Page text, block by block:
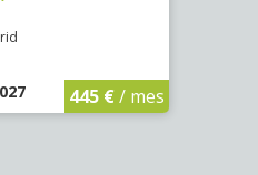
445 €/ mes